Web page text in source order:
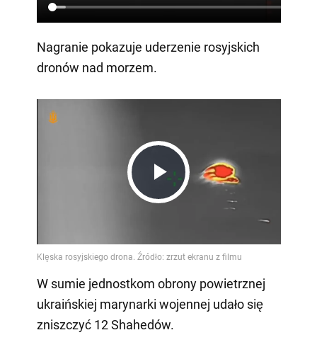
Nagranie pokazuje uderzenie rosyjskich
dronów nad morzem.
Play
Video
W sumie jednostkom obrony powietrznej
ukraińskiej marynarki wojennej udało się
zniszczyć 12 Shahedów.